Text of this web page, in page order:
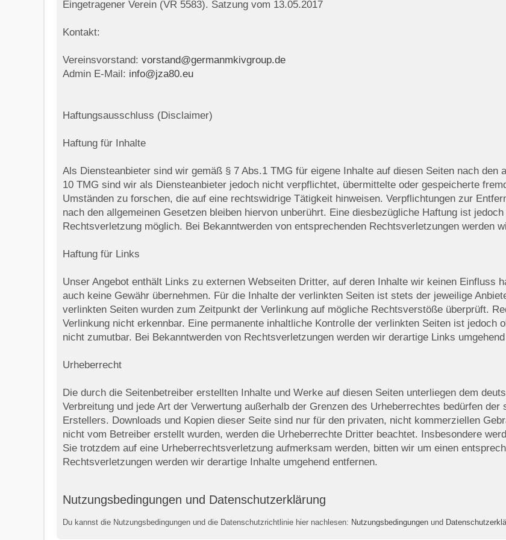
Eingetragener Verein (VR 5583). Satzung vom 13.05.2017
Kontakt:
Vereinsvorstand: vorstand@germanmkivgroup.de
Admin E-Mail: info@jza80.eu
Haftungsausschluss (Disclaimer)
Haftung für Inhalte
Als Diensteanbieter sind wir gemäß § 7 Abs.1 TMG für eigene Inhalte auf diesen Seiten nach
10 TMG sind wir als Diensteanbieter jedoch nicht verpflichtet, übermittelte oder gespeicherte
Umständen zu forschen, die auf eine rechtswidrige Tätigkeit hinweisen. Verpflichtungen zur
nach den allgemeinen Gesetzen bleiben hiervon unberührt. Eine diesbezügliche Haftung ist
Rechtsverletzung möglich. Bei Bekanntwerden von entsprechenden Rechtsverletzungen werden
Haftung für Links
Unser Angebot enthält Links zu externen Webseiten Dritter, auf deren Inhalte wir keinen Einfluss
auch keine Gewähr übernehmen. Für die Inhalte der verlinkten Seiten ist stets der jeweilige
verlinkten Seiten wurden zum Zeitpunkt der Verlinkung auf mögliche Rechtsverstöße überprüft.
Verlinkung nicht erkennbar. Eine permanente inhaltliche Kontrolle der verlinkten Seiten ist jedoch
nicht zumutbar. Bei Bekanntwerden von Rechtsverletzungen werden wir derartige Links
Urheberrecht
Die durch die Seitenbetreiber erstellten Inhalte und Werke auf diesen Seiten unterliegen dem
Verbreitung und jede Art der Verwertung außerhalb der Grenzen des Urheberrechtes bedürfen
Erstellers. Downloads und Kopien dieser Seite sind nur für den privaten, nicht kommerziellen
nicht vom Betreiber erstellt wurden, werden die Urheberrechte Dritter beachtet. Insbesondere
Sie trotzdem auf eine Urheberrechtsverletzung aufmerksam werden, bitten wir um einen
Rechtsverletzungen werden wir derartige Inhalte umgehend entfernen.
Nutzungsbedingungen und Datenschutzerklärung
Du kannst die Nutzungsbedingungen und die Datenschutzrichtlinie hier nachlesen: Nutzungsbedingungen und